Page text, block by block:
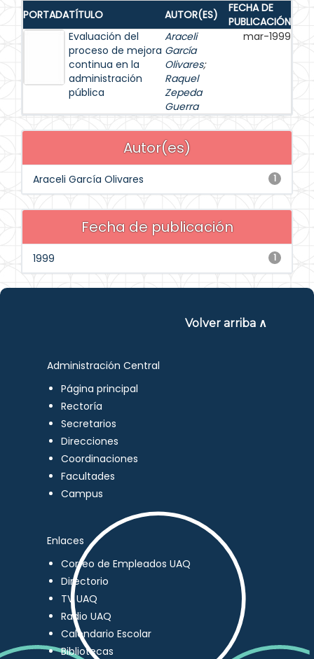
PORTADATÍTULO AUTOR(ES)
FECHA DE
PUBLICACIÓN
Evaluación del
proceso de mejora
continua en la
administración
pública
Araceli
García
Olivares;
Raquel
Zepeda
Guerra
mar-1999
Autor(es)
1
Araceli García Olivares
Fecha de publicación
1
1999
Volver arriba ∧
Administración Central
Página principal
Rectoría
Secretarios
Direcciones
Coordinaciones
Facultades
Campus
Enlaces
Correo de Empleados UAQ
Directorio
TV UAQ
Radio UAQ
Calendario Escolar
Bibliotecas